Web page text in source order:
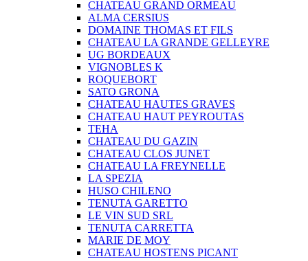
CHATEAU GRAND ORMEAU
ALMA CERSIUS
DOMAINE THOMAS ET FILS
CHATEAU LA GRANDE GELLEYRE
UG BORDEAUX
VIGNOBLES K
ROQUEBORT
SATO GRONA
CHATEAU HAUTES GRAVES
CHATEAU HAUT PEYROUTAS
TEHA
CHATEAU DU GAZIN
CHATEAU CLOS JUNET
CHATEAU LA FREYNELLE
LA SPEZIA
HUSO CHILENO
TENUTA GARETTO
LE VIN SUD SRL
TENUTA CARRETTA
MARIE DE MOY
CHATEAU HOSTENS PICANT